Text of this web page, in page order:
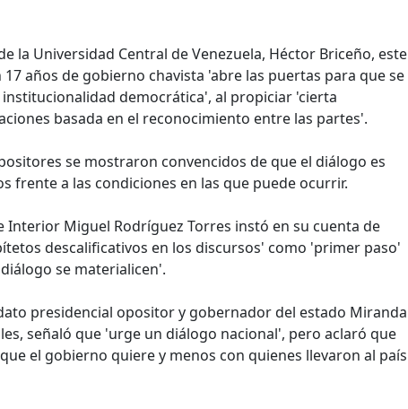
la Universidad Central de Venezuela, Héctor Briceño, este
años de gobierno chavista 'abre las puertas para que se
democrática', al propiciar 'cierta
basada en el reconocimiento entre las partes'.
se mostraron convencidos de que el diálogo es
frente a las condiciones en las que puede ocurrir.
Interior Miguel Rodríguez Torres instó en su cuenta de
descalificativos en los discursos' como 'primer paso'
se materialicen'.
presidencial opositor y gobernador del estado Miranda
señaló que 'urge un diálogo nacional', pero aclaró que
el gobierno quiere y menos con quienes llevaron al país